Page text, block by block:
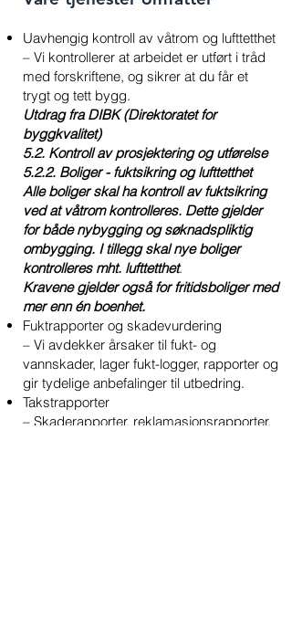
Uavhengig kontroll av våtrom og lufttetthet
– Vi kontrollerer at arbeidet er utført i tråd
med forskriftene, og sikrer at du får et
trygt og tett bygg.
Utdrag fra DIBK (Direktoratet for
byggkvalitet)
5.2. Kontroll av prosjektering og utførelse
5.2.2. Boliger - fuktsikring og lufttetthet
Alle boliger skal ha kontroll av fuktsikring
ved at våtrom kontrolleres. Dette gjelder
for både nybygging og søknadspliktig
ombygging. I tillegg skal nye boliger
kontrolleres mht. lufttetthet.
Kravene gjelder også for fritidsboliger med
mer enn én boenhet.
Fuktrapporter og skadevurdering
– Vi avdekker årsaker til fukt- og
vannskader, lager fukt-logger, rapporter og
gir tydelige anbefalinger til utbedring.
Takstrapporter
– Skaderapporter, reklamasjonsrapporter,